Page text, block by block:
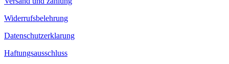
Widerrufsbelehrung
Datenschutzerklarung
Haftungsausschluss